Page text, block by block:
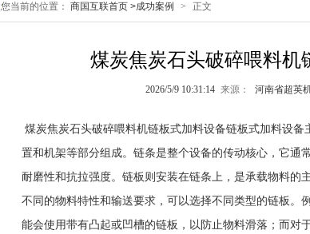
您当前的位置： 商国互联首页 >成功案例 > 正文
煤炭焦炭石头破碎喂料机
2026/5/9 10:31:14 来源： 河南省超英
煤炭焦炭石头破碎喂料机链板式加料设备链板式加料设备
置和机架等部分组成。链条是整个设备的传动核心，它通
耐磨性和抗拉强度。链板则安装在链条上，是承载物料的
不同的物料特性和输送要求，可以选择不同类型的链板。
能会使用带有凸起或凹槽的链板，以防止物料滑落；而对